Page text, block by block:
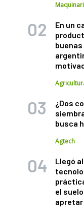
En un
¿Dos
busca
Agtech
Llegó
el
apretar